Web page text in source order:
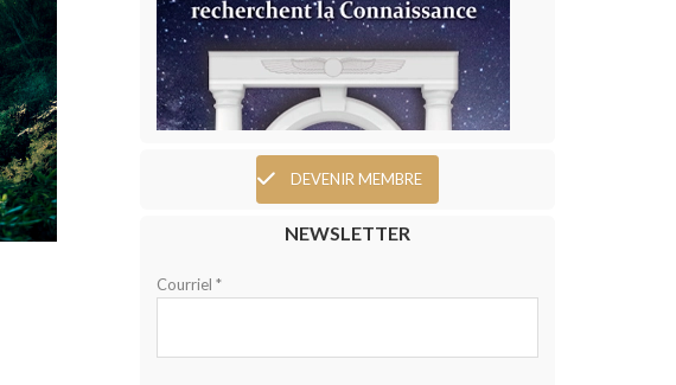
DEVENIR MEMBRE
NEWSLETTER
Courriel *